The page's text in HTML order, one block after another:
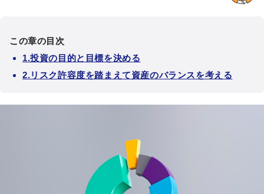
この章の目次
1.投資の目的と目標を決める
2.リスク許容度を踏まえて資産のバランスを考える